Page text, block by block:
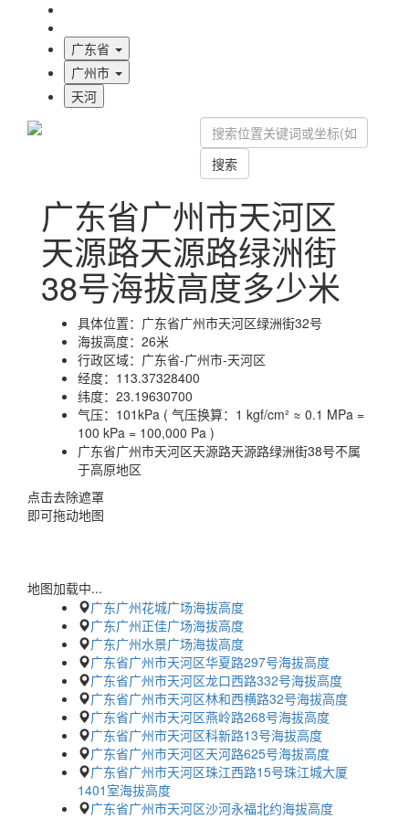
广东省
广州市
天河
搜索
广东省广州市天河区
天源路天源路绿洲街
38号海拔高度多少米
具体位置： 广东省广州市天河区绿洲街32号
海拔高度： 26米
行政区域： 广东省-广州市-天河区
经度： 113.37328400
纬度： 23.19630700
气压： 101kPa ( 气压换算：1 kgf/cm² ≈ 0.1 MPa =
100 kPa = 100,000 Pa )
广东省广州市天河区天源路天源路绿洲街38号不属
于高原地区
点击去除遮罩
即可拖动地图
地图加载中...
广东广州花城广场海拔高度
广东广州正佳广场海拔高度
广东广州水景广场海拔高度
广东省广州市天河区华夏路297号海拔高度
广东省广州市天河区龙口西路332号海拔高度
广东省广州市天河区林和西横路32号海拔高度
广东省广州市天河区燕岭路268号海拔高度
广东省广州市天河区科新路13号海拔高度
广东省广州市天河区天河路625号海拔高度
广东省广州市天河区珠江西路15号珠江城大厦
1401室海拔高度
广东省广州市天河区沙河永福北约海拔高度